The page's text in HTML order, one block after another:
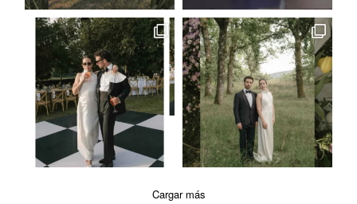
Cargar más